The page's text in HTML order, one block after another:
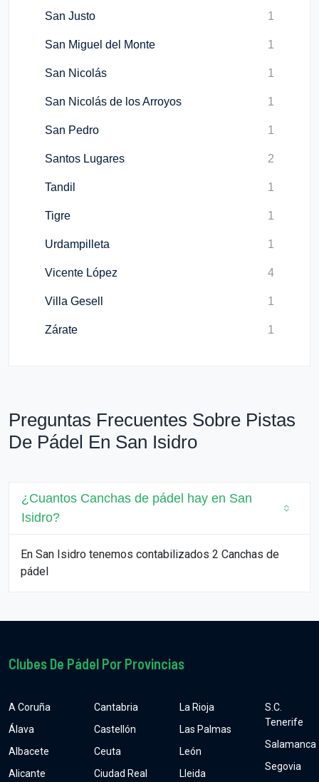
San Justo 1
San Miguel del Monte 1
San Nicolás 1
San Nicolás de los Arroyos 1
San Pedro 1
Santos Lugares 2
Tandil 1
Tigre 1
Urdampilleta 1
Vicente López 4
Villa Gesell 1
Zárate 1
Preguntas Frecuentes Sobre Pistas
De Pádel En San Isidro
¿Cuantos Canchas de pádel hay en San
Isidro?
En San Isidro tenemos contabilizados 2 Canchas de
pádel
Clubes De Pádel Por Provincias
A Coruña
Álava
Albacete
Alicante
Cantabria
Castellón
Ceuta
Ciudad Real
La Rioja
Las Palmas
León
Lleida
S.C.
Tenerife
Salamanca
Segovia